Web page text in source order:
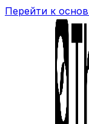
Перейти к